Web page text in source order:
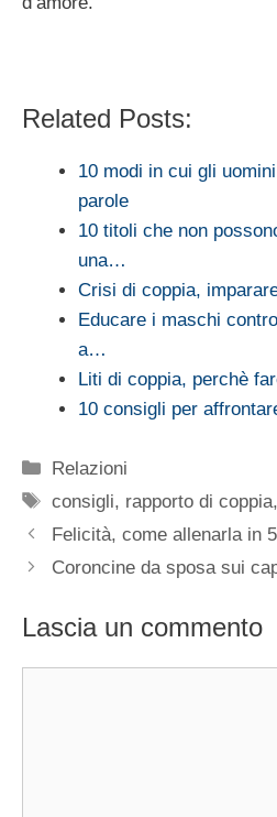
Related Posts:
10 modi in cui gli
parole
10 titoli che non
una…
Crisi di coppia,
Educare i maschi
a…
Liti di coppia, perchè
10 consigli per
Categorie
Relazioni
Tag
consigli, rapporto di coppia,
Felicità, come allenarla in
Coroncine da sposa sui
Lascia un commento